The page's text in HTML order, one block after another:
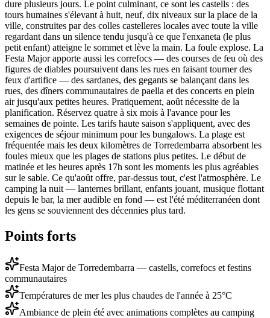
dure plusieurs jours. Le point culminant, ce sont les castells : des
tours humaines s'élevant à huit, neuf, dix niveaux sur la place de la
ville, construites par des colles castelleres locales avec toute la ville
regardant dans un silence tendu jusqu'à ce que l'enxaneta (le plus
petit enfant) atteigne le sommet et lève la main. La foule explose. La
Festa Major apporte aussi les correfocs — des courses de feu où des
figures de diables poursuivent dans les rues en faisant tourner des
feux d'artifice — des sardanes, des gegants se balançant dans les
rues, des dîners communautaires de paella et des concerts en plein
air jusqu'aux petites heures. Pratiquement, août nécessite de la
planification. Réservez quatre à six mois à l'avance pour les
semaines de pointe. Les tarifs haute saison s'appliquent, avec des
exigences de séjour minimum pour les bungalows. La plage est
fréquentée mais les deux kilomètres de Torredembarra absorbent les
foules mieux que les plages de stations plus petites. Le début de
matinée et les heures après 17h sont les moments les plus agréables
sur le sable. Ce qu'août offre, par-dessus tout, c'est l'atmosphère. Le
camping la nuit — lanternes brillant, enfants jouant, musique flottant
depuis le bar, la mer audible en fond — est l'été méditerranéen dont
les gens se souviennent des décennies plus tard.
Points forts
Festa Major de Torredembarra — castells, correfocs et festins
communautaires
Températures de mer les plus chaudes de l'année à 25°C
Ambiance de plein été avec animations complètes au camping